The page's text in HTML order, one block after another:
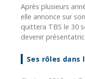
Après plusieurs
elle annonce sur
quittera TBS le 30
devenir
Ses rôles dans